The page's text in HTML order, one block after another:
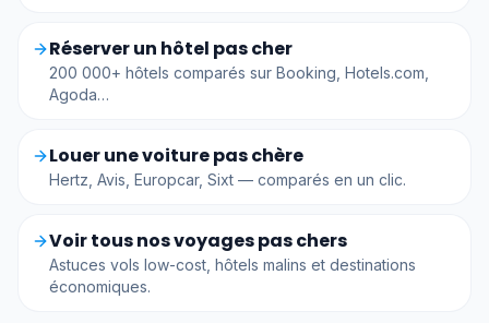
Réserver un hôtel pas cher
200 000+ hôtels comparés sur Booking, Hotels.com,
Agoda…
Louer une voiture pas chère
Hertz, Avis, Europcar, Sixt — comparés en un clic.
Voir tous nos voyages pas chers
Astuces vols low-cost, hôtels malins et destinations
économiques.